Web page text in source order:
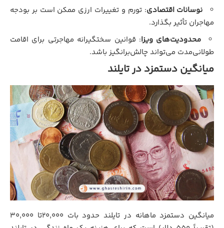
نوسانات اقتصادی: تورم و تغییرات ارزی ممکن است بر بودجه
مهاجران تأثیر بگذارد.
محدودیت‌های ویزا: قوانین سختگیرانه مهاجرتی برای اقامت
طولانی‌مدت می‌تواند چالش‌برانگیز باشد.
میانگین دستمزد در تایلند
میانگین دستمزد ماهانه در تایلند حدود بات ۲۰,۰۰۰تا ۳۰,۰۰۰